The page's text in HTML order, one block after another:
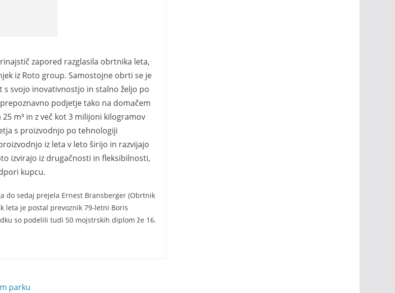
zapored razglasila obrtnika leta,
iz Roto group. Samostojne obrti se je
svojo inovativnostjo in stalno željo po
podjetje tako na domačem
m³ in z več kot 3 milijoni kilogramov
s proizvodnjo po tehnologiji
iz leta v leto širijo in razvijajo
izvirajo iz drugačnosti in fleksibilnosti,
kupcu.
do sedaj prejela Ernest Bransberger (Obrtnik
leta je postal prevoznik 79-letni Boris
so podelili tudi 50 mojstrskih diplom že 16.
parku